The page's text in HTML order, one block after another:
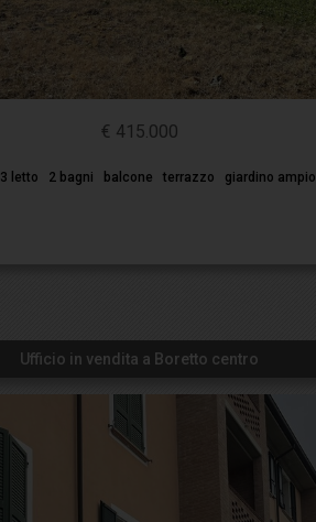
€ 415.000
3 letto 2 bagni balcone terrazzo giardino ampio
Ufficio in vendita a Boretto centro